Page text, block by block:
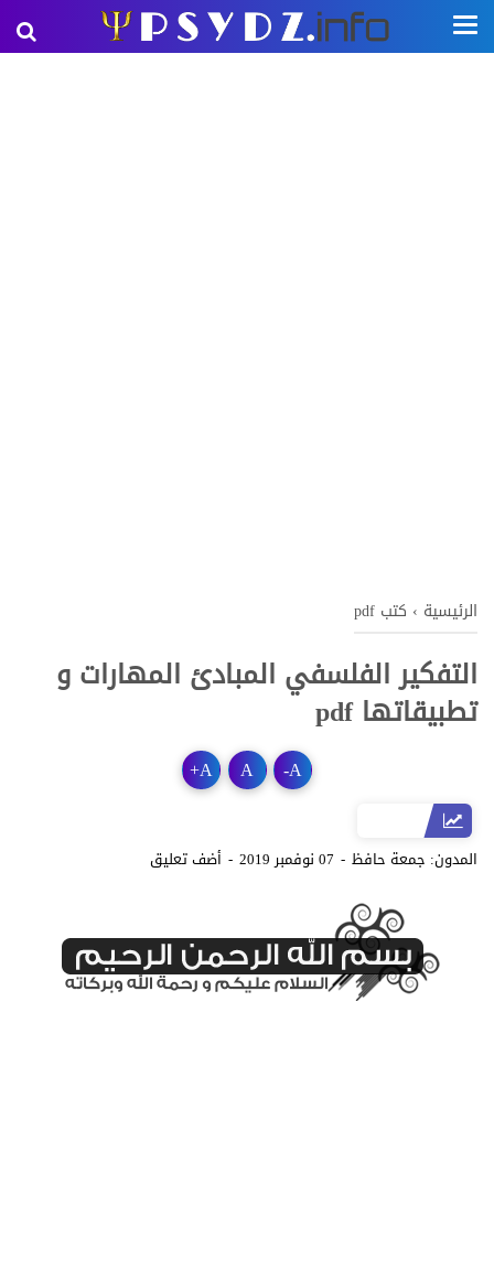
الرئيسية › كتب pdf
التفكير الفلسفي المبادئ المهارات و
تطبيقاتها pdf
A
-
A
A
+
المدون: جمعة حافظ 07 نوفمبر 2019 أضف تعليق